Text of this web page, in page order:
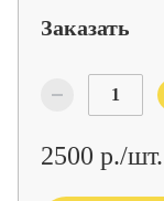
Заказать
2500 р./шт.